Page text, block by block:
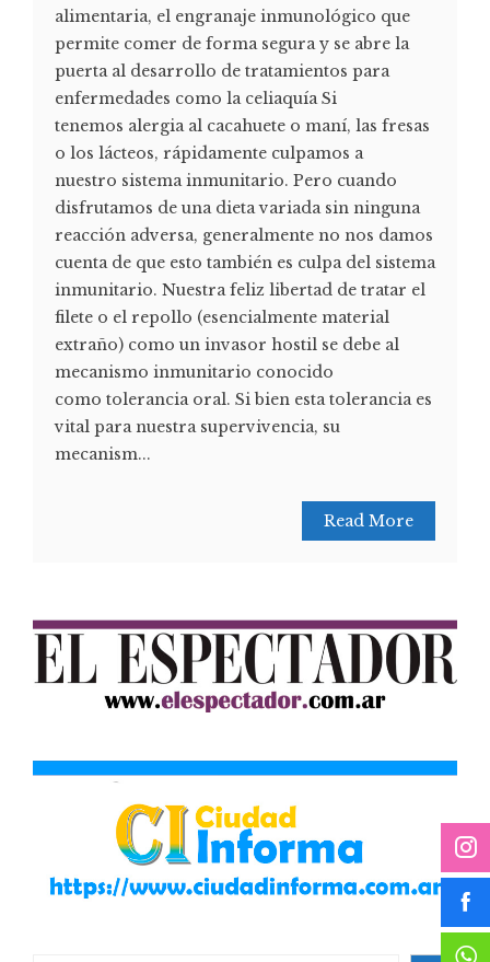
alimentaria, el engranaje inmunológico que
permite comer de forma segura y se abre la
puerta al desarrollo de tratamientos para
enfermedades como la celiaquía Si
tenemos alergia al cacahuete o maní, las fresas
o los lácteos, rápidamente culpamos a
nuestro sistema inmunitario. Pero cuando
disfrutamos de una dieta variada sin ninguna
reacción adversa, generalmente no nos damos
cuenta de que esto también es culpa del sistema
inmunitario. Nuestra feliz libertad de tratar el
filete o el repollo (esencialmente material
extraño) como un invasor hostil se debe al
mecanismo inmunitario conocido
como tolerancia oral. Si bien esta tolerancia es
vital para nuestra supervivencia, su
mecanism...
Read More